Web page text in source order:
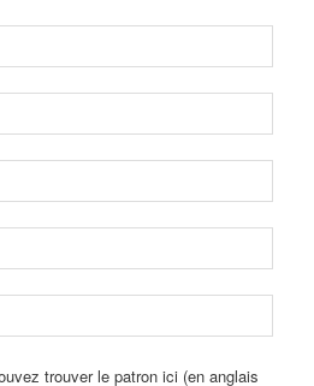
trouver le patron ici (en anglais